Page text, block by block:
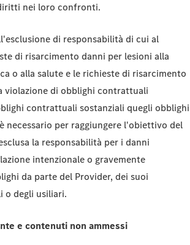
nei loro confronti.
di responsabilità di cui al
di risarcimento danni per lesioni alla
o alla salute e le richieste di risarcimento
violazione di obblighi contrattuali
contrattuali sostanziali quegli obblighi
necessario per raggiungere l'obiettivo del
la responsabilità per i danni
intenzionale o gravemente
da parte del Provider, dei suoi
o degli usiliari.
e contenuti non ammessi